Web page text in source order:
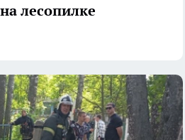
лесопилке